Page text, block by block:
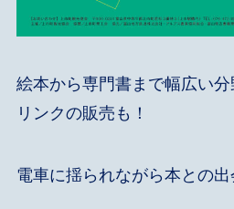
絵本から専門書まで幅広い
リンクの販売も！
電車に揺られながら本との出